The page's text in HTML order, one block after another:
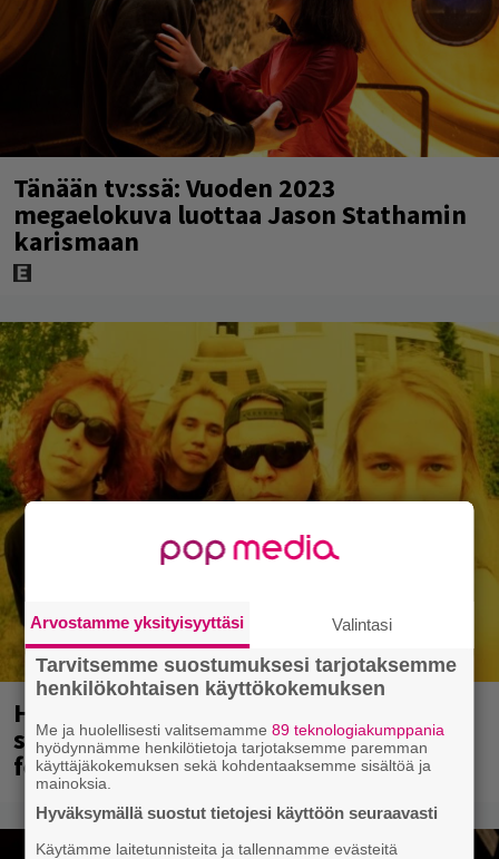
Tänään tv:ssä: Vuoden 2023
megaelokuva luottaa Jason Stathamin
karismaan
Hellsinki Metal Festival oli menestys –
syksyllä luvassa risteily, ensi vuoden
festarien ajankohta selvillä
Arvostamme yksityisyyttäsi Valintasi
Tarvitsemme suostumuksesi tarjotaksemme
henkilökohtaisen käyttökokemuksen
Me ja huolellisesti valitsemamme89 teknologiakumppania
hyödynnämme henkilötietoja tarjotaksemme paremman
käyttäjäkokemuksen sekä kohdentaaksemme sisältöä ja
mainoksia.
Hyväksymällä suostut tietojesi käyttöön seuraavasti
Käytämme laitetunnisteita ja tallennamme evästeitä